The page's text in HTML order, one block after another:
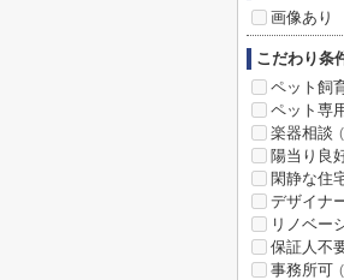
画像あり
こだわり条
ペット飼
ペット専
楽器相談
陽当り良
閑静な住
デザイナ
リノベー
保証人不
事務所可